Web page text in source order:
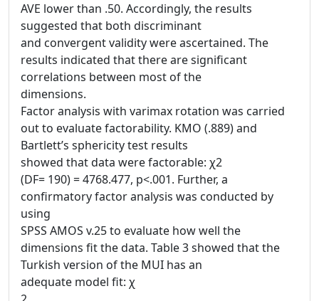
AVE lower than .50. Accordingly, the results
suggested that both discriminant
and convergent validity were ascertained. The
results indicated that there are significant
correlations between most of the
dimensions.
Factor analysis with varimax rotation was carried
out to evaluate factorability. KMO (.889) and
Bartlett’s sphericity test results
showed that data were factorable: χ2
(DF= 190) = 4768.477, p<.001. Further, a
confirmatory factor analysis was conducted by
using
SPSS AMOS v.25 to evaluate how well the
dimensions fit the data. Table 3 showed that the
Turkish version of the MUI has an
adequate model fit: χ